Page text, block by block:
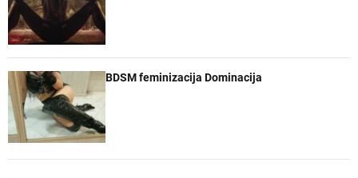
BDSM feminizacija Dominacija